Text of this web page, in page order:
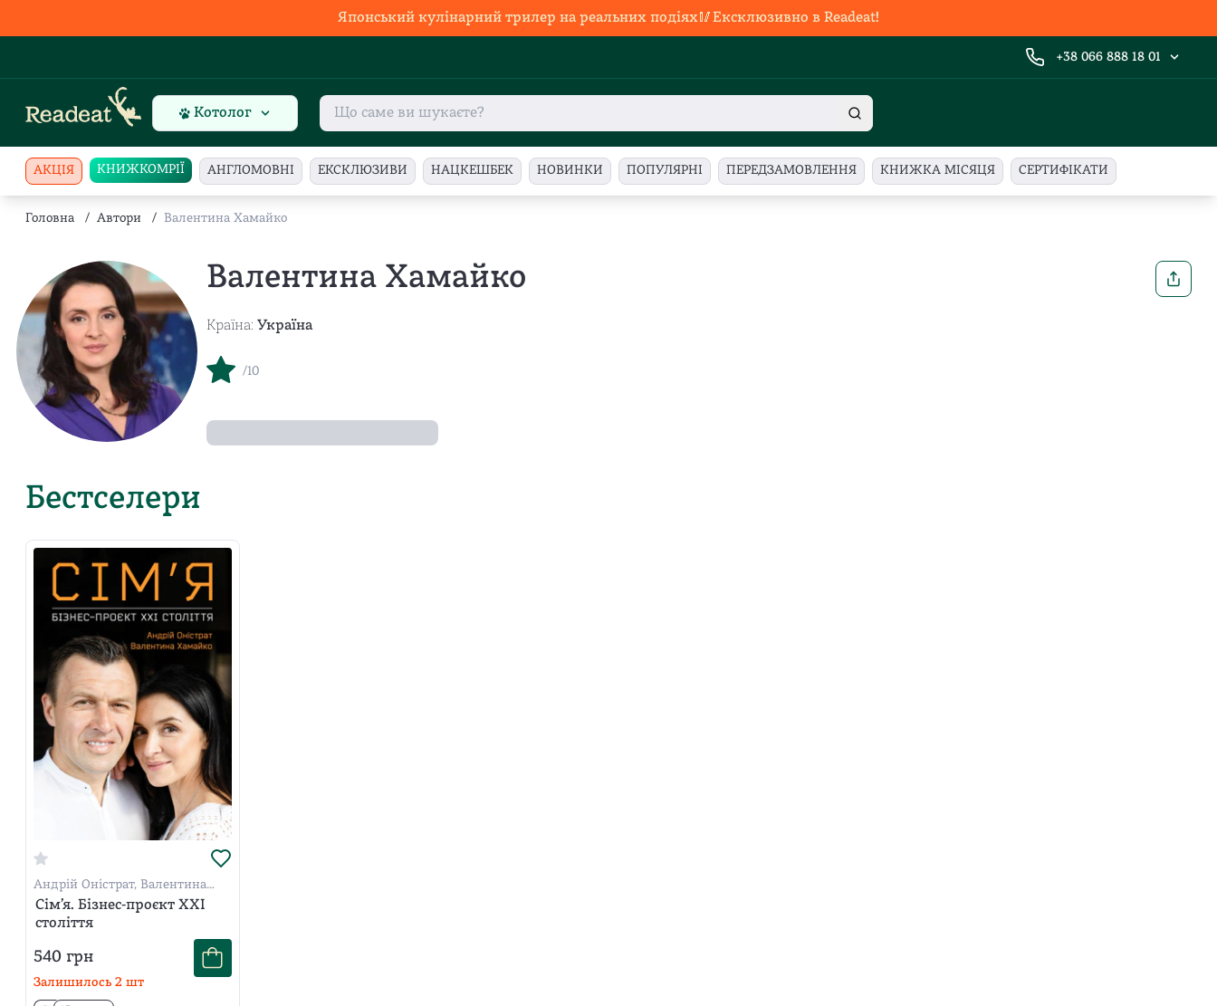
Японський кулінарний трилер на реальних подіях🥢Ексклюзивно в Readeat!
+38 066 888 18 01
Котолог
АКЦІЯ КНИЖКОМРІЇ АНГЛОМОВНІ ЕКСКЛЮЗИВИ НАЦКЕШБЕК НОВИНКИ ПОПУЛЯРНІ ПЕРЕДЗАМОВЛЕННЯ КНИЖКА МІСЯЦЯ СЕРТИФІКАТИ
Головна / Автори / Валентина Хамайко
Валентина Хамайко
Країна: Україна
/10
Бестселери
Андрій Оністрат, Валентина
Хамайко
Сім’я. Бізнес-проєкт ХХІ
століття
540 грн
Залишилось 2 шт